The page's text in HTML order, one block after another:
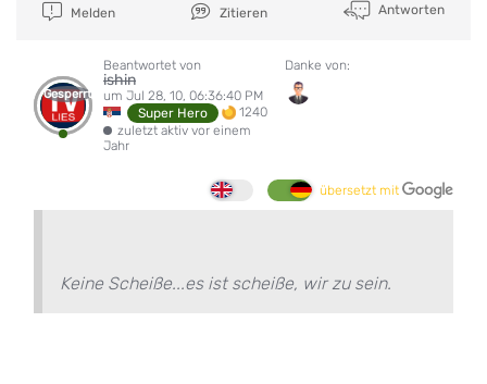
Melden Zitieren Antworten
Gesperrt
Beantwortet von
ishin
um Jul 28, 10, 06:36:40 PM
Super Hero
1240
zuletzt aktiv vor einem
Jahr
Danke von:
übersetzt mit
Keine Scheiße...es ist scheiße, wir zu sein.